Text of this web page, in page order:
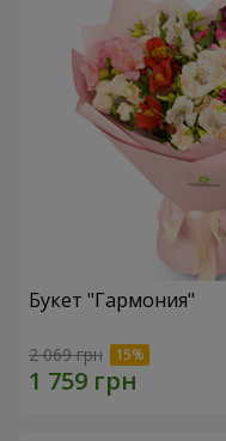
Букет "Гармония"
2 069 грн